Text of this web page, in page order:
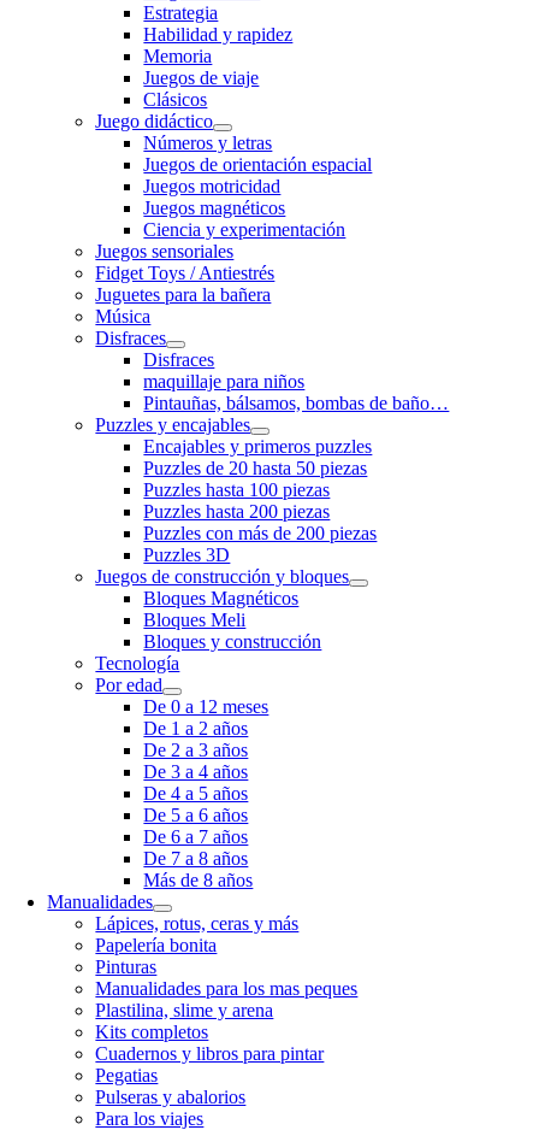
Estrategia
Habilidad y rapidez
Memoria
Juegos de viaje
Clásicos
Juego didáctico
Números y letras
Juegos de orientación espacial
Juegos motricidad
Juegos magnéticos
Ciencia y experimentación
Juegos sensoriales
Fidget Toys / Antiestrés
Juguetes para la bañera
Música
Disfraces
Disfraces
maquillaje para niños
Pintauñas, bálsamos, bombas de baño…
Puzzles y encajables
Encajables y primeros puzzles
Puzzles de 20 hasta 50 piezas
Puzzles hasta 100 piezas
Puzzles hasta 200 piezas
Puzzles con más de 200 piezas
Puzzles 3D
Juegos de construcción y bloques
Bloques Magnéticos
Bloques Meli
Bloques y construcción
Tecnología
Por edad
De 0 a 12 meses
De 1 a 2 años
De 2 a 3 años
De 3 a 4 años
De 4 a 5 años
De 5 a 6 años
De 6 a 7 años
De 7 a 8 años
Más de 8 años
Manualidades
Lápices, rotus, ceras y más
Papelería bonita
Pinturas
Manualidades para los mas peques
Plastilina, slime y arena
Kits completos
Cuadernos y libros para pintar
Pegatias
Pulseras y abalorios
Para los viajes